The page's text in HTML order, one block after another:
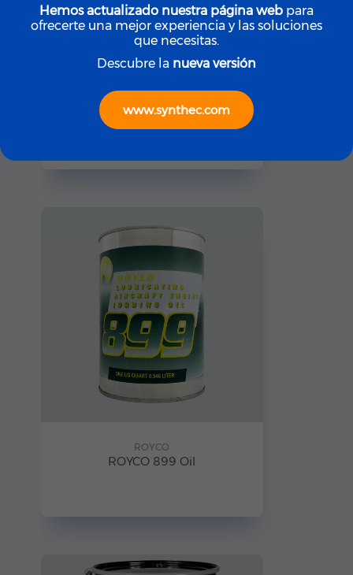
ROYCO LGF (Yellow)
ROYCO
ROYCO 899 Oil
Hemos actualizado nuestra página web para
ofrecerte una mejor experiencia y las soluciones
que necesitas.
Descubre la nueva versión
www.synthec.com